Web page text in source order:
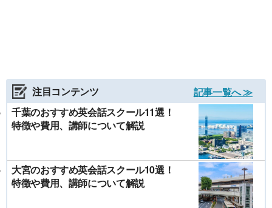
注目コンテンツ
記事一覧へ ≫
千葉のおすすめ英会話スクール11選！
特徴や費用、講師について解説
大宮のおすすめ英会話スクール10選！
特徴や費用、講師について解説